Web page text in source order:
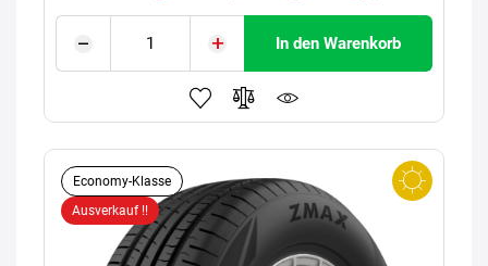
In den Warenkorb
Economy-Klasse
Ausverkauf !!